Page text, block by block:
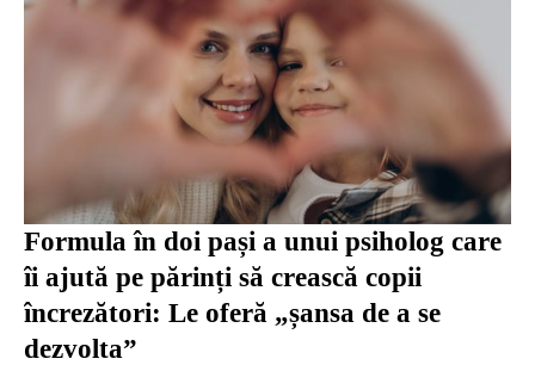
Formula în doi pași a unui psiholog care
îi ajută pe părinți să crească copii
încrezători: Le oferă „șansa de a se
dezvolta”